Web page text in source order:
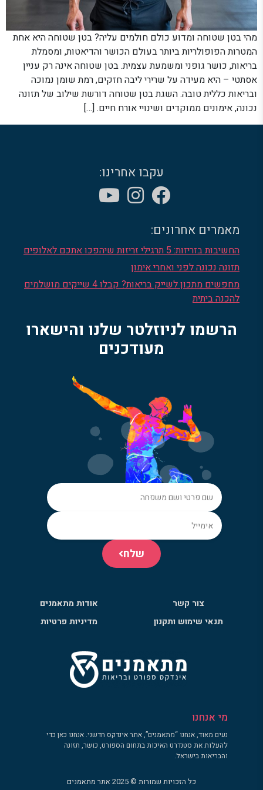
מהי בטן שטוחה ומדוע כולם חולמים עליה? בטן שטוחה היא אחת
המטרות הפופולריות ביותר בעולם הכושר והדיאטות, ומסמלת
בריאות, כושר גופני ומשמעת עצמית. בטן שטוחה אינה רק עניין
אסתטי – היא מעידה על שרירי ליבה חזקים, רמת שומן נמוכה
ובריאות כללית טובה. השגת בטן שטוחה דורשת שילוב של תזונה
נכונה, אימונים ממוקדים ושינויי אורח חיים. […]
עקבו אחרינו:
מאמרים אחרונים:
החשיבות בזריזות: 5 תרגילי זריזות שיהפכו אתכם לאלופים
תזונה נכונה לפני ואחרי אימון
מחפשים מתכון לשייק בריאות? קבלו 4 שייקים מושלמים
להכנה ביתית
הרשמו לניוזלטר שלנו והישארו
מעודכנים
שלח
צור קשר
אודות מתאמנים
תנאי שימוש ותקנון
מדיניות פרטיות
מי אנחנו
נעים מאוד, אנחנו “מתאמנים”, אתר אינדקס חדשני. אנחנו כאן כדי
להעלות את סטנדרט האיכות בתחום הספורט, כושר, תזונה
והבריאות בישראל.
כל הזכויות שמורות © 2025 אתר מתאמנים